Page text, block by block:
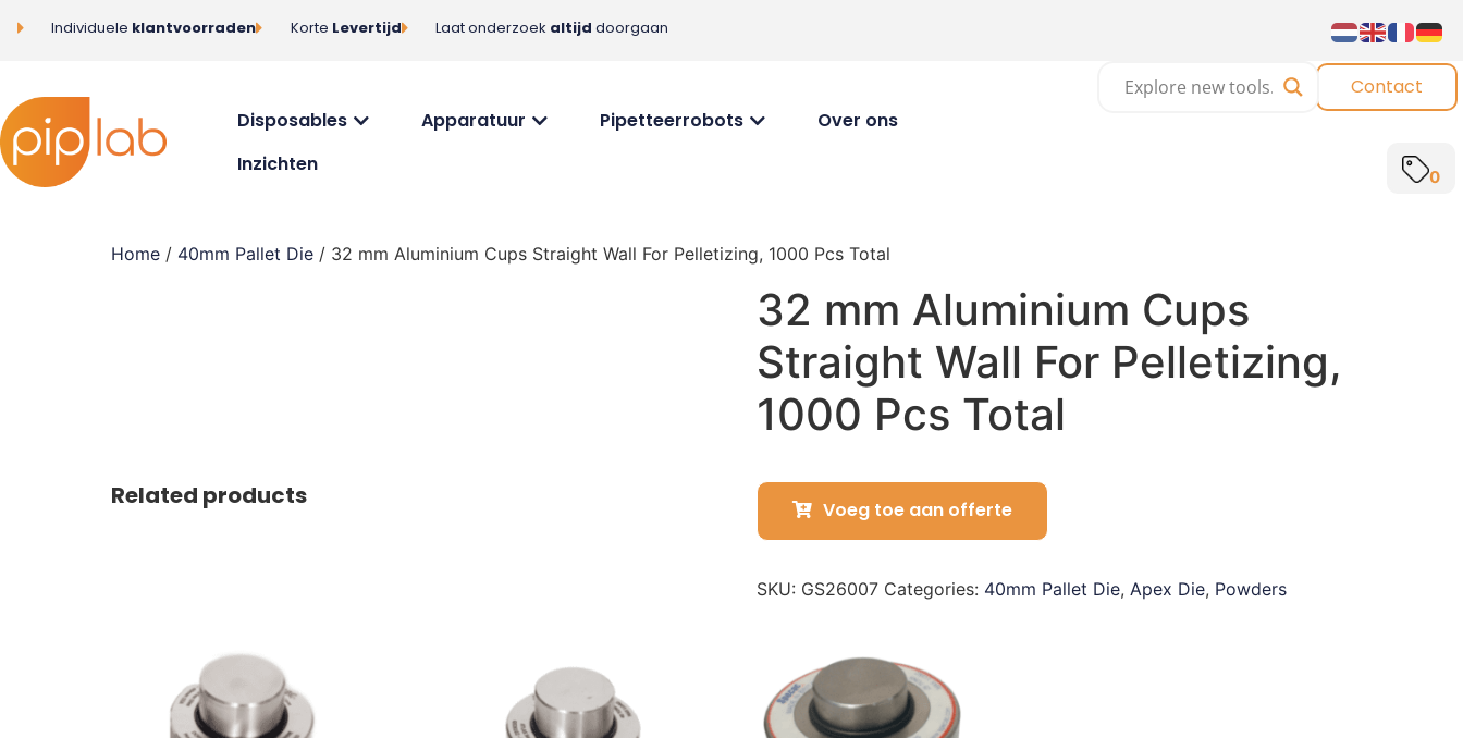
Individuele klantvoorraden Korte Levertijd Laat onderzoek altijd doorgaan
Disposables Apparatuur Pipetteerrobots
Over ons
Inzichten
Contact
0
Home / 40mm Pallet Die / 32 mm Aluminium Cups Straight Wall For Pelletizing, 1000 Pcs Total
32 mm Aluminium Cups
Straight Wall For Pelletizing,
1000 Pcs Total
Voeg toe aan offerte
SKU: GS26007 Categories: 40mm Pallet Die, Apex Die, Powders
Related products